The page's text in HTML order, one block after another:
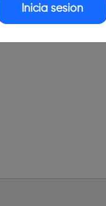
Inicia sesión